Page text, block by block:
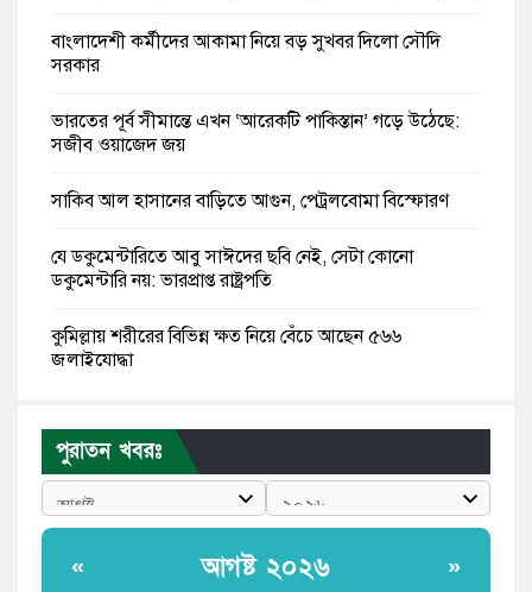
বাংলাদেশী কর্মীদের আকামা নিয়ে বড় সুখবর দিলো সৌদি
সরকার
ভারতের পূর্ব সীমান্তে এখন ‘আরেকটি পাকিস্তান’ গড়ে উঠেছে:
সজীব ওয়াজেদ জয়
সাকিব আল হাসানের বাড়িতে আগুন, পেট্রলবোমা বিস্ফোরণ
যে ডকুমেন্টারিতে আবু সাঈদের ছবি নেই, সেটা কোনো
ডকুমেন্টারি নয়: ভারপ্রাপ্ত রাষ্ট্রপতি
কুমিল্লায় শরীরের বিভিন্ন ক্ষত নিয়ে বেঁচে আছেন ৫৬৬
জুলাইযোদ্ধা
পাটওয়ারী
শেখ হাসিনাকে আর রাখতে চাচ্ছে না ভারত: আসিফ মাহমুদ
জুলাই কোনো শ্রেণি বা গোষ্ঠীর নয়, এটি সর্বস্তরের মানুষের: ড.
ইউনূস
পুরাতন খবরঃ
« আগষ্ট ২০২৬ »